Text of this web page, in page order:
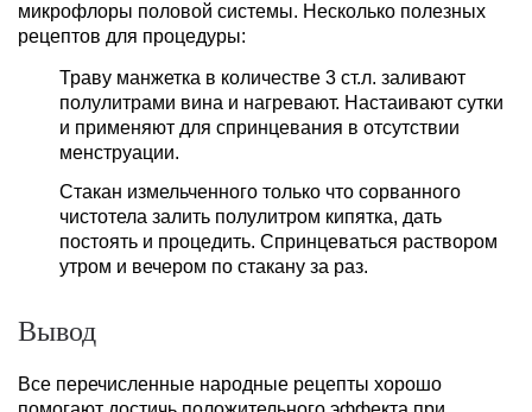
микрофлоры половой системы. Несколько полезных
рецептов для процедуры:
Траву манжетка в количестве 3 ст.л. заливают
полулитрами вина и нагревают. Настаивают сутки
и применяют для спринцевания в отсутствии
менструации.
Стакан измельченного только что сорванного
чистотела залить полулитром кипятка, дать
постоять и процедить. Спринцеваться раствором
утром и вечером по стакану за раз.
Вывод
Все перечисленные народные рецепты хорошо